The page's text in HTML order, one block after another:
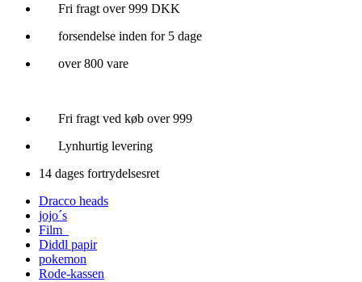
Videre
indhold
Fri fragt over 999 DKK
forsendelse inden for 5 dage
over 800 vare
Fri fragt ved køb over 999
Lynhurtig levering
14 dages fortrydelsesret
Dracco heads
jojo´s
Film
Diddl papir
pokemon
Rode-kassen